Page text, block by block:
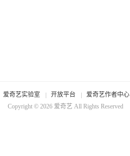
爱奇艺实验室 开放平台 爱奇艺作者中心
Copyright © 2026 爱奇艺 All Rights Reserved